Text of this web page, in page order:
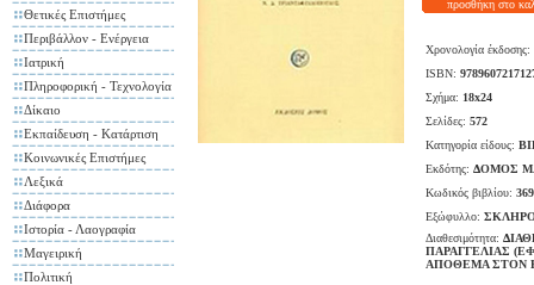
Θετικές Επιστήμες
Περιβάλλον - Ενέργεια
Ιατρική
Πληροφορική - Τεχνολογία
Δίκαιο
Εκπαίδευση - Κατάρτιση
Κοινωνικές Επιστήμες
Λεξικά
Διάφορα
Ιστορία - Λαογραφία
Μαγειρική
Πολιτική
προσθήκη στο
Χρονολογία έκδοσης:
ISBN:
Σχήμα: 18x24
Σελίδες: 572
Κατηγορία είδους:
Εκδότης: ΔΟΜΟΣ
Κωδικός βιβλίου:
Εξώφυλλο:
Διαθεσιμότητα:
ΠΑΡΑΓΓΕΛΙΑΣ
ΑΠΟΘΕΜΑ ΣΤΟΝ